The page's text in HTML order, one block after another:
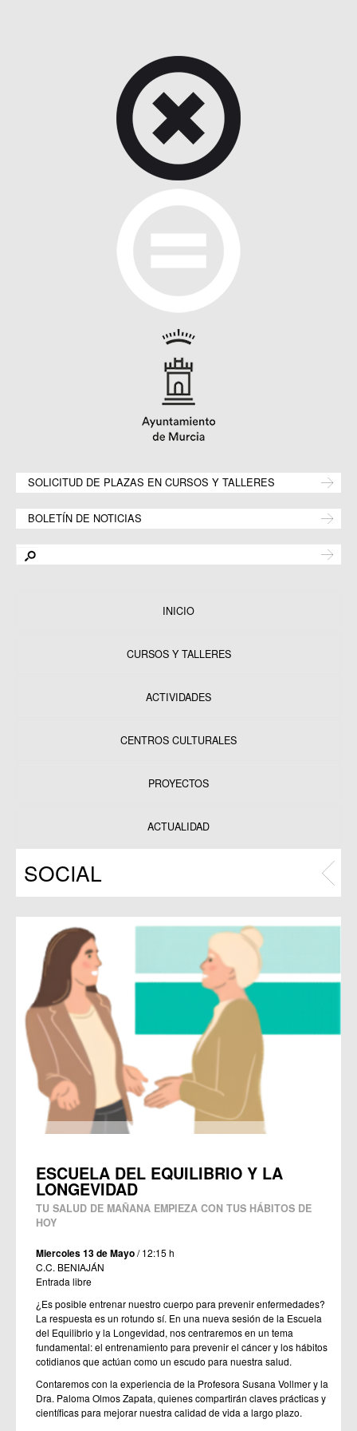
SOLICITUD DE PLAZAS EN CURSOS Y TALLERES
BOLETÍN DE NOTICIAS
INICIO
CURSOS Y TALLERES
ACTIVIDADES
CENTROS CULTURALES
PROYECTOS
Programas
ACTUALIDAD
SOCIAL
ESCUELA DEL EQUILIBRIO Y LA
LONGEVIDAD
TU SALUD DE MAÑANA EMPIEZA CON TUS HÁBITOS DE
HOY
Miercoles 13 de Mayo/ 12:15 h
C.C. BENIAJÁN
Entrada libre
¿Es posible entrenar nuestro cuerpo para prevenir enfermedades?
La respuesta es un rotundo sí. En una nueva sesión de la Escuela
del Equilibrio y la Longevidad, nos centraremos en un tema
fundamental: el entrenamiento para prevenir el cáncer y los hábitos
cotidianos que actúan como un escudo para nuestra salud.
Contaremos con la experiencia de la Profesora Susana Vollmer y la
Dra. Paloma Olmos Zapata, quienes compartirán claves prácticas y
científicas para mejorar nuestra calidad de vida a largo plazo.